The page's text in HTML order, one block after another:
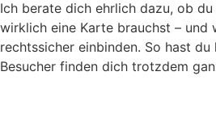
Ich berate dich ehrlich dazu, ob
wirklich eine Karte brauchst – und
rechtssicher einbinden. So hast
Besucher finden dich trotzdem